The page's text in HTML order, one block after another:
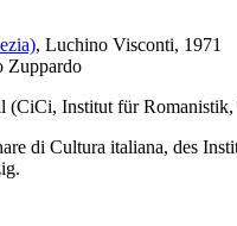
, Luchino Visconti, 1971
Zuppardo
Institut für
di Cultura italiana, des